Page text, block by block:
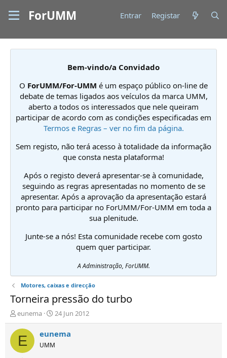
ForUMM Entrar Registar
Bem-vindo/a Convidado
O ForUMM/For-UMM é um espaço público on-line de
debate de temas ligados aos veículos da marca UMM,
aberto a todos os interessados que nele queiram
participar de acordo com as condições especificadas em
Termos e Regras – ver no fim da página.
Sem registo, não terá acesso à totalidade da informação
que consta nesta plataforma!
Após o registo deverá apresentar-se à comunidade,
seguindo as regras apresentadas no momento de se
apresentar. Após a aprovação da apresentação estará
pronto para participar no ForUMM/For-UMM em toda a
sua plenitude.
Junte-se a nós! Esta comunidade recebe com gosto
quem quer participar.
A Administração, ForUMM.
Motores, caixas e direcção
Torneira pressão do turbo
I
n
i
i
eunema
D
a
t
d
24 Jun 2012
E eunema
UMM